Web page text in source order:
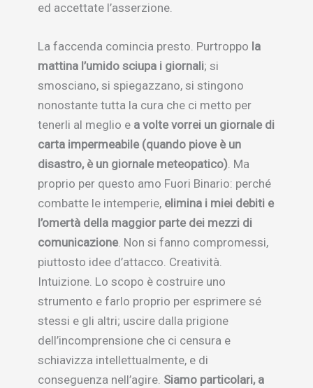
ed accettate l’asserzione.
La faccenda comincia presto. Purtroppo la
mattina l’umido sciupa i giornali; si
smosciano, si spiegazzano, si stingono
nonostante tutta la cura che ci metto per
tenerli al meglio e a volte vorrei un giornale di
carta impermeabile (quando piove è un
disastro, è un giornale meteopatico). Ma
proprio per questo amo Fuori Binario: perché
combatte le intemperie, elimina i miei debiti e
l’omertà della maggior parte dei mezzi di
comunicazione. Non si fanno compromessi,
piuttosto idee d’attacco. Creatività.
Intuizione. Lo scopo è costruire uno
strumento e farlo proprio per esprimere sé
stessi e gli altri; uscire dalla prigione
dell’incomprensione che ci censura e
schiavizza intellettualmente, e di
conseguenza nell’agire. Siamo particolari, a